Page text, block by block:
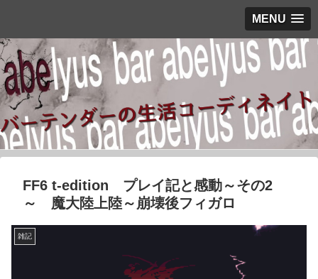
MENU
FF6 t-edition プレイ記と感動～その2
～ 魔大陸上陸～崩壊後フィガロ
雑記